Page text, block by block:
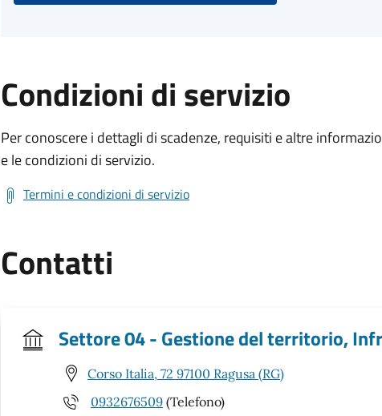
Condizioni di servizio
Per conoscere i dettagli di scadenze, requisiti e altre
e le condizioni di servizio.
Termini e condizioni di servizio
Contatti
Settore 04 - Gestione del territorio,
Corso Italia, 72 97100 Ragusa (RG)
0932676509 (Telefono)